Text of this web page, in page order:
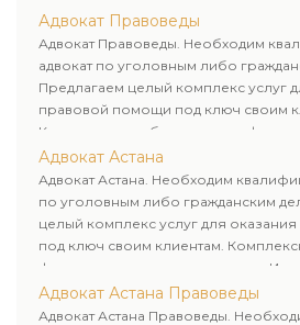
Адвокат Правоведы
Адвокат Правоведы. Необходим
адвокат по уголовным либо
Предлагаем целый комплекс услуг
правовой помощи под ключ своим
Комплексное обслуживание
лиц. Индивидуальный подход к
Адвокат Астана
Адвокат Астана. Необходим
по уголовным либо гражданским
целый комплекс услуг для
под ключ своим клиентам.
физических и юридических лиц.
каждому клиенту.
Адвокат Астана Правоведы
Адвокат Астана Правоведы.